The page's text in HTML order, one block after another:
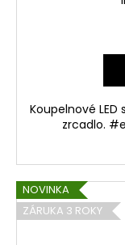
Koupelnové
zrcadlo.
NOVINKA
ZÁRUKA 3 ROKY